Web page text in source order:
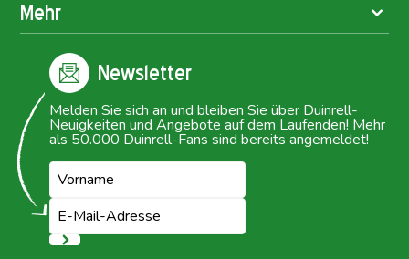
Mehr
Newsletter
Melden Sie sich an und bleiben Sie über Duinrell-
Neuigkeiten und Angebote auf dem Laufenden! Mehr
als 50.000 Duinrell-Fans sind bereits angemeldet!